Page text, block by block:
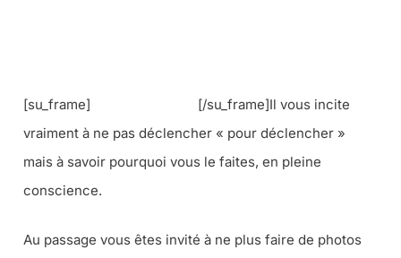
[su_frame]
[/su_frame]Il vous incite
vraiment à ne pas déclencher « pour déclencher »
mais à savoir pourquoi vous le faites, en pleine
conscience.
Au passage vous êtes invité à ne plus faire de photos